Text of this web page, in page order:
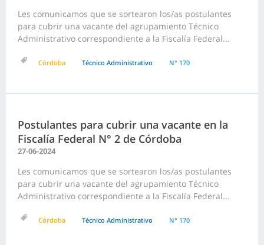
Les comunicamos que se sortearon los/as postulantes
para cubrir una vacante del agrupamiento Técnico
Administrativo correspondiente a la Fiscalía Federal...
Córdoba Técnico Administrativo N° 170
Postulantes para cubrir una vacante en la
Fiscalía Federal N° 2 de Córdoba
27-06-2024
Les comunicamos que se sortearon los/as postulantes
para cubrir una vacante del agrupamiento Técnico
Administrativo correspondiente a la Fiscalía Federal...
Córdoba Técnico Administrativo N° 170